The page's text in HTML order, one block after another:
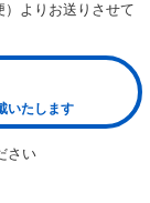
よりお送りさせて
いたします
さい